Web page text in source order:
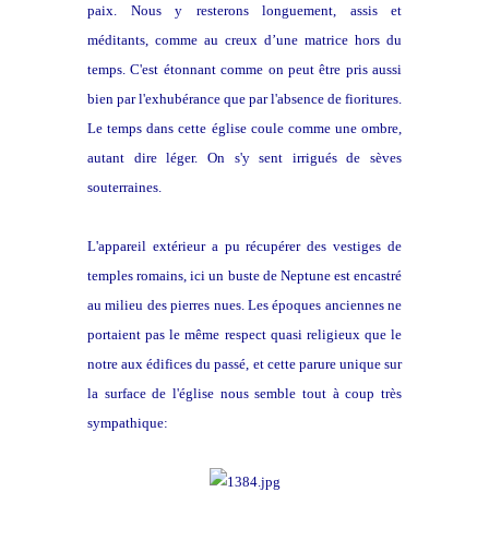
paix. Nous y resterons longuement, assis et
méditants, comme au creux d’une matrice hors du
temps. C'est étonnant comme on peut être pris aussi
bien par l'exhubérance que par l'absence de fioritures.
Le temps dans cette église coule comme une ombre,
autant dire léger. On s'y sent irrigués de sèves
souterraines.
L'appareil extérieur a pu récupérer des vestiges de
temples romains, ici un buste de Neptune est encastré
au milieu des pierres nues. Les époques anciennes ne
portaient pas le même respect quasi religieux que le
notre aux édifices du passé, et cette parure unique sur
la surface de l'église nous semble tout à coup très
sympathique: